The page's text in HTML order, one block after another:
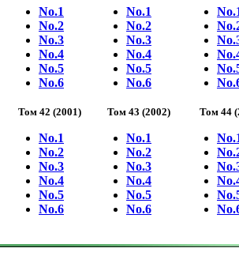
No.1
No.2
No.3
No.4
No.5
No.6
No.1
No.2
No.3
No.4
No.5
No.6
Том 42 (2001)
No.1
No.2
No.3
No.4
No.5
No.6
Том 43 (2002)
No.1
No.2
No.3
No.4
No.5
No.6
Том 44